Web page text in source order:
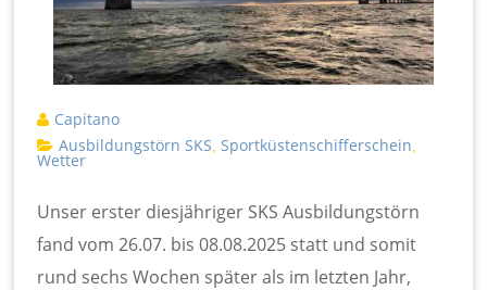
Capitano
Ausbildungstörn SKS Sportküstenschifferschein
Wetter
Unser erster diesjähriger SKS Ausbildungstörn
fand vom 26.07. bis 08.08.2025 statt und somit
rund sechs Wochen später als im letzten Jahr,